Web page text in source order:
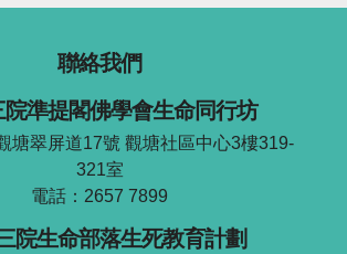
聯絡我們
準提閣佛學會生命同行坊
塘翠屏道17號 觀塘社區中心3樓319-
321室
電話：2657 7899
院生命部落生死教育計劃